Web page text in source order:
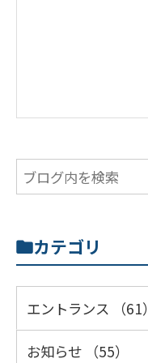
カテゴリ
エントランス （61）
お知らせ （55）